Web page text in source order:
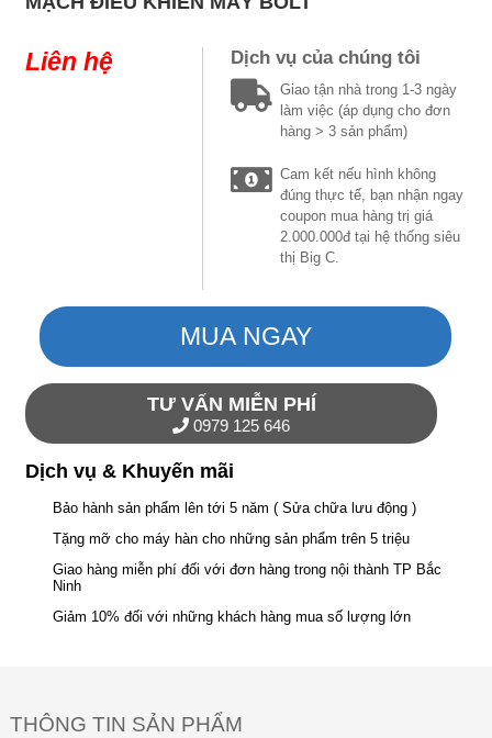
Liên hệ Dịch vụ của chúng tôi
Giao tận nhà trong 1-3 ngày
làm việc (áp dụng cho đơn
hàng > 3 sản phẩm)
Cam kết nếu hình không
đúng thực tế, bạn nhận ngay
coupon mua hàng trị giá
2.000.000đ tại hệ thống siêu
thị Big C.
MUA NGAY
TƯ VẤN MIỄN PHÍ
0979 125 646
Dịch vụ & Khuyến mãi
Bảo hành sản phẩm lên tới 5 năm ( Sửa chữa lưu động )
Tặng mỡ cho máy hàn cho những sản phẩm trên 5 triệu
Giao hàng miễn phí đối với đơn hàng trong nội thành TP Bắc
Ninh
Giảm 10% đối với những khách hàng mua số lượng lớn
THÔNG TIN SẢN PHẨM